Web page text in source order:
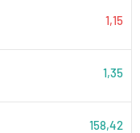
1,15
1,35
158,42